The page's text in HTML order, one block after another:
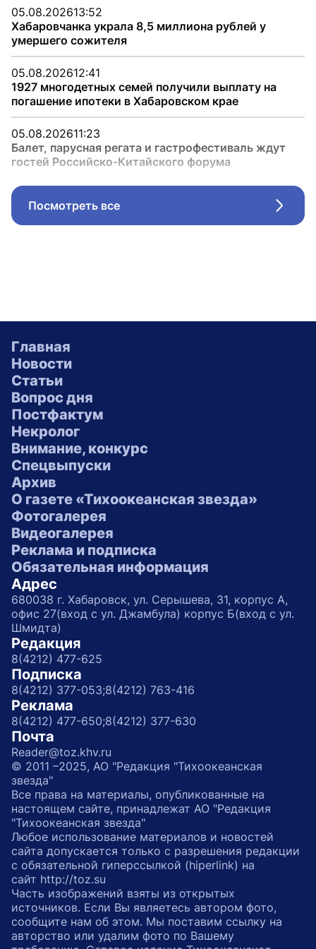
05.08.202613:52
Хабаровчанка украла 8,5 миллиона рублей у
умершего сожителя
05.08.202612:41
1927 многодетных семей получили выплату на
погашение ипотеки в Хабаровском крае
05.08.202611:23
Балет, парусная регата и гастрофестиваль ждут
гостей Российско-Китайского форума
Посмотреть все
Главная
Новости
Статьи
Вопрос дня
Постфактум
Некролог
Внимание, конкурс
Спецвыпуски
Архив
О газете «Тихоокеанская звезда»
Фотогалерея
Видеогалерея
Реклама и подписка
Обязательная информация
Адрес
680038 г. Хабаровск, ул. Серышева, 31, корпус А,
офис 27(вход с ул. Джамбула) корпус Б(вход с ул.
Шмидта)
Редакция
8(4212) 477-625
Подписка
8(4212) 377-053;8(4212) 763-416
Реклама
8(4212) 477-650;8(4212) 377-630
Почта
Reader@toz.khv.ru
© 2011 –2025, АО "Редакция "Тихоокеанская
звезда"
Все права на материалы, опубликованные на
настоящем сайте, принадлежат АО "Редакция
"Тихоокеанская звезда"
Любое использование материалов и новостей
сайта допускается только с разрешения редакции
с обязательной гиперссылкой (hiperlink) на
сайт http://toz.su
Часть изображений взяты из открытых
источников. Если Вы являетесь автором фото,
сообщите нам об этом. Мы поставим ссылку на
авторство или удалим фото по Вашему